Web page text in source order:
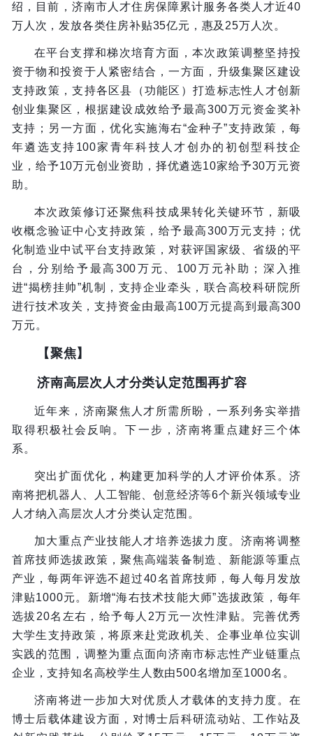
绍，目前，济南市人才住房保障累计服务各类人才近40
万人次，发放各类住房补贴35亿元，惠及25万人次。
在平台支撑和梯次培育方面，本次政策调整坚持投
资于物和投资于人紧密结合，一方面，升级集聚区建设
支持政策，支持各区县（功能区）打造标志性人才创新
创业集聚区，根据建设成效给予最高300万元资金奖补
支持；另一方面，优化实施海右“金种子”支持政策，每
年遴选支持100家青年科技人才创办的初创型科技企
业，给予10万元创业资助，择优遴选10家给予30万元资
助。
本次政策修订还聚焦科技成果转化关键环节，新吸
收概念验证中心支持政策，给予最高300万元支持；优
化制造业中试平台支持政策，对获评国家级、省级的平
台，分别给予最高300万元、100万元补助；深入推
进“揭榜挂帅”机制，支持企业牵头，联合高校科研院所
进行技术攻关，支持资金由最高100万元提高到最高300
万元。
【聚焦】
济南高层次人才分类认定范围再扩容
近年来，济南聚焦人才所需所盼，一系列务实举措
取得积极社会反响。下一步，济南将重点建好三个体
系。
突出扩面优化，构建更加科学的人才评价体系。济
南将把机器人、人工智能、创意经济等6个新兴领域专业
人才纳入高层次人才分类认定范围。
加大重点产业技能人才培养选拔力度。济南将调整
首席技师选拔政策，聚焦高端装备制造、新能源等重点
产业，每两年评选不超过40名首席技师，每人每月发放
津贴1000元。新增“海右技术技能大师”选拔政策，每年
选拔20名左右，给予每人2万元一次性津贴。完善优秀
大学生支持政策，将原来赴党政机关、企事业单位实训
实践的范围，调整为重点面向济南市标志性产业链重点
企业，支持知名高校学生人数由500名增加至1000名。
济南将进一步加大对优质人才载体的支持力度。在
博士后载体建设方面，对博士后科研流动站、工作站及